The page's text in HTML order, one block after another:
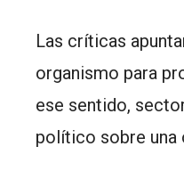
Las críticas
organismo para
ese sentido,
político sobre una